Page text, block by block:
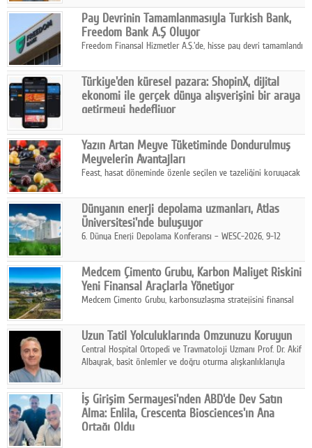
Pay Devrinin Tamamlanmasıyla Turkish Bank,
Freedom Bank A.Ş Oluyor
Freedom Finansal Hizmetler A.Ş.'de, hisse pay devri tamamlandı
Turkish Bank'ın ticaret unvanının “Freedom Bank A.Ş.” olmasına
karar verildi.
Türkiye'den küresel pazara: ShopinX, dijital
ekonomi ile gerçek dünya alışverişini bir araya
getirmeyi hedefliyor
ekonomi ile gerçek dünya alışveriş deneyimi arasında köprü
kurmayı hedefleyen vizyonuyla uluslararası pazarlara açılıyor.
Yazın Artan Meyve Tüketiminde Dondurulmuş
Meyvelerin Avantajları
Feast, hasat döneminde özenle seçilen ve tazeliğini koruyacak
pratik, güvenilir ve lezzetli bir alternatif sunuyor.
Dünyanın enerji depolama uzmanları, Atlas
Üniversitesi'nde buluşuyor
6. Dünya Enerji Depolama Konferansı – WESC-2026, 9-12
sahipliğinde gerçekleştirilecek.
Medcem Çimento Grubu, Karbon Maliyet Riskini
Yeni Finansal Araçlarla Yönetiyor
Medcem Çimento Grubu, karbonsuzlaşma stratejisini finansal
Uzun Tatil Yolculuklarında Omzunuzu Koruyun
Central Hospital Ortopedi ve Travmatoloji Uzmanı Prof. Dr. Akif
Albayrak, basit önlemler ve doğru oturma alışkanlıklarıyla
İş Girişim Sermayesi'nden ABD'de Dev Satın
Alma: Enlila, Crescenta Biosciences'ın Ana
Ortağı Oldu